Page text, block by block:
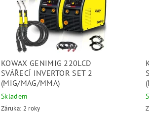
KOWAX GENIMIG 220LCD
SVÁŘECÍ INVERTOR SET 2
(MIG/MAG/MMA)
Skladem
Záruka: 2 roky